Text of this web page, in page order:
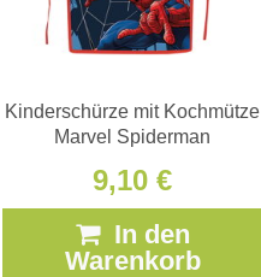
Kinderschürze mit Kochmütze
Marvel Spiderman
9,10 €
In den
Warenkorb